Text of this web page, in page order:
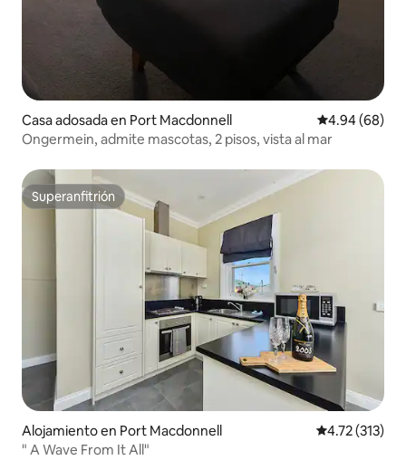
Casa adosada en Port Macdonnell Calificación
4.94 (68)
Ongermein, admite mascotas, 2 pisos, vista al mar
Superanfitrión
Superanfitrión
Alojamiento en Port Macdonnell Calificación
4.72 (313)
" A Wave From It All"